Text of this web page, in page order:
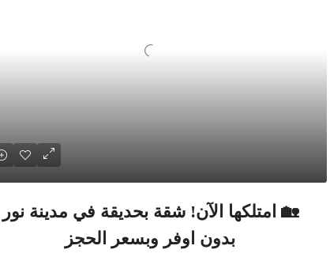
🏡 امتلكها الآن! شقة بحديقة في مدينة نور
بدون اوفر وبسعر الحجز